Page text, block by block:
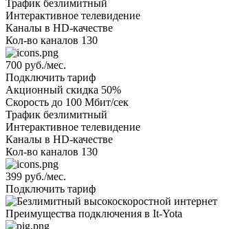
Трафик безлимитный
Интерактивное телевидение
Каналы в HD-качестве
Кол-во каналов 130
700 руб./мес.
Подключить тариф
Акционный скидка 50%
Скорость до 100 Мбит/сек
Трафик безлимитный
Интерактивное телевидение
Каналы в HD-качестве
Кол-во каналов 130
399 руб./мес.
Подключить тариф
Преимущества подключения в It-Yota